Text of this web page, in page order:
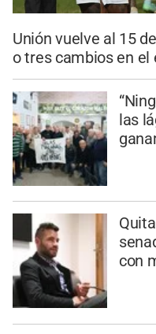
Unión vuelve al 15
o tres cambios en el
las
con